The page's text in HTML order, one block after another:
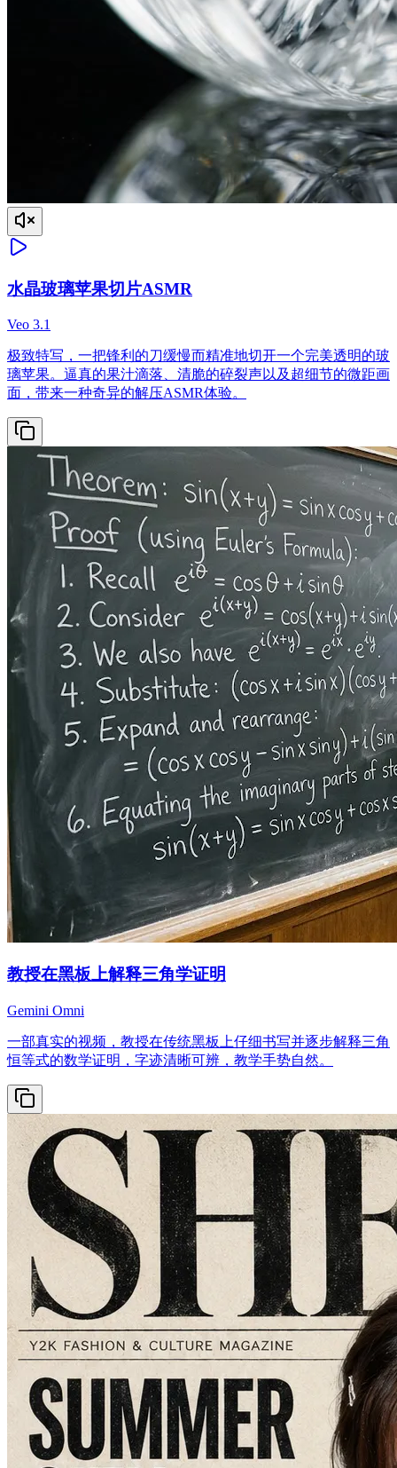
水晶玻璃苹果切片ASMR
Veo 3.1
极致特写，一把锋利的刀缓慢而精准地切开一个完美透明的玻
璃苹果。逼真的果汁滴落、清脆的碎裂声以及超细节的微距画
面，带来一种奇异的解压ASMR体验。
教授在黑板上解释三角学证明
Gemini Omni
一部真实的视频，教授在传统黑板上仔细书写并逐步解释三角
恒等式的数学证明，字迹清晰可辨，教学手势自然。